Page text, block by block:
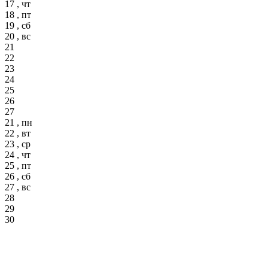
17 , чт
18 , пт
19 , сб
20 , вс
21
22
23
24
25
26
27
21 , пн
22 , вт
23 , ср
24 , чт
25 , пт
26 , сб
27 , вс
28
29
30